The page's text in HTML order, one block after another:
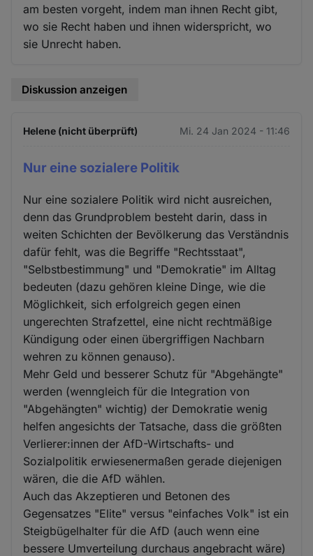
am besten vorgeht, indem man ihnen Recht gibt,
wo sie Recht haben und ihnen widerspricht, wo
sie Unrecht haben.
Diskussion anzeigen
Helene (nicht überprüft) Mi. 24 Jan 2024 - 11:46
Nur eine sozialere Politik
Nur eine sozialere Politik wird nicht ausreichen,
denn das Grundproblem besteht darin, dass in
weiten Schichten der Bevölkerung das Verständnis
dafür fehlt, was die Begriffe "Rechtsstaat",
"Selbstbestimmung" und "Demokratie" im Alltag
bedeuten (dazu gehören kleine Dinge, wie die
Möglichkeit, sich erfolgreich gegen einen
ungerechten Strafzettel, eine nicht rechtmäßige
Kündigung oder einen übergriffigen Nachbarn
wehren zu können genauso).
Mehr Geld und besserer Schutz für "Abgehängte"
werden (wenngleich für die Integration von
"Abgehängten" wichtig) der Demokratie wenig
helfen angesichts der Tatsache, dass die größten
Verlierer:innen der AfD-Wirtschafts- und
Sozialpolitik erwiesenermaßen gerade diejenigen
wären, die die AfD wählen.
Auch das Akzeptieren und Betonen des
Gegensatzes "Elite" versus "einfaches Volk" ist ein
Steigbügelhalter für die AfD (auch wenn eine
bessere Umverteilung durchaus angebracht wäre)